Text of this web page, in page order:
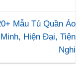
Mẫu Tủ Quần Áo
Hiện Đại, Tiện
Nghi